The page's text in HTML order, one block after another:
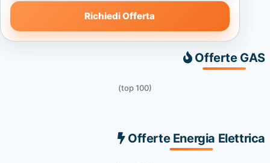
Richiedi Offerta
Offerte GAS
(top 100)
Offerte Energia Elettrica